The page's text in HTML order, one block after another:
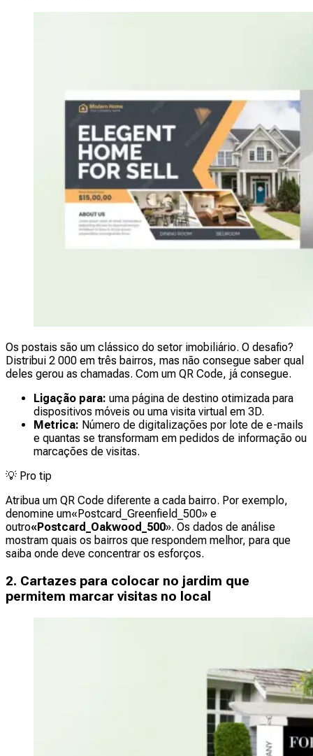
Os postais são um clássico do setor imobiliário. O desafio?
Distribui 2 000 em três bairros, mas não consegue saber qual
deles gerou as chamadas. Com um QR Code, já consegue.
Ligação para: uma página de destino otimizada para
dispositivos móveis ou uma visita virtual em 3D.
Metrica: Número de digitalizações por lote de e-mails
e quantas se transformam em pedidos de informação ou
marcações de visitas.
💡 Pro tip
Atribua um QR Code diferente a cada bairro. Por exemplo,
denomine um«Postcard_Greenfield_500» e
outro«Postcard_Oakwood_500». Os dados de análise
mostram quais os bairros que respondem melhor, para que
saiba onde deve concentrar os esforços.
2. Cartazes para colocar no jardim que
permitem marcar visitas no local